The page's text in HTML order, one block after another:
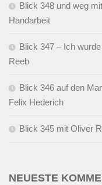
Blick 348 und weg
Handarbeit
Blick 347 – Ich
Reeb
Blick 346 auf den
Felix Hederich
Blick 345 mit Oliver
NEUESTE